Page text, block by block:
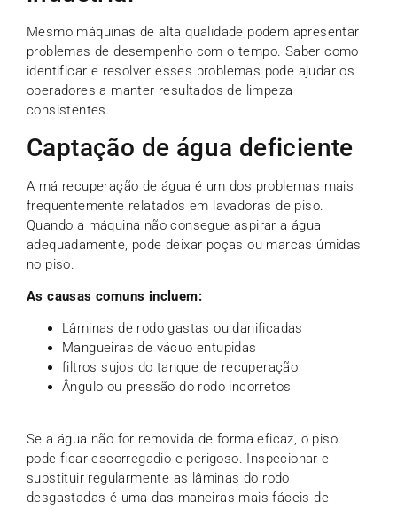
Mesmo máquinas de alta qualidade podem apresentar
problemas de desempenho com o tempo. Saber como
identificar e resolver esses problemas pode ajudar os
operadores a manter resultados de limpeza
consistentes.
Captação de água deficiente
A má recuperação de água é um dos problemas mais
frequentemente relatados em lavadoras de piso.
Quando a máquina não consegue aspirar a água
adequadamente, pode deixar poças ou marcas úmidas
no piso.
As causas comuns incluem:
Lâminas de rodo gastas ou danificadas
Mangueiras de vácuo entupidas
filtros sujos do tanque de recuperação
Ângulo ou pressão do rodo incorretos
Se a água não for removida de forma eficaz, o piso
pode ficar escorregadio e perigoso. Inspecionar e
substituir regularmente as lâminas do rodo
desgastadas é uma das maneiras mais fáceis de